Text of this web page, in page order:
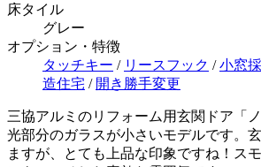
床タイル
グレー
オプション・特徴
タッチキー / リースフック /小窓
造住宅 / 開き勝手変更
三協アルミのリフォーム用玄関ドア「
光部分のガラスが小さいモデルです。
ますが、とても上品な印象ですね！ス